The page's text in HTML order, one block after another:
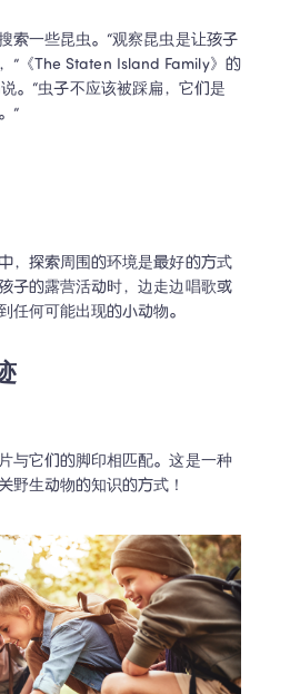
索一些昆虫。“观察昆虫是让孩子
”《The Staten Island Family》的
。“虫子不应该被踩扁，它们是
”
，探索周围的环境是最好的方式
子的露营活动时，边走边唱歌或
任何可能出现的小动物。
与它们的脚印相匹配。这是一种
野生动物的知识的方式！